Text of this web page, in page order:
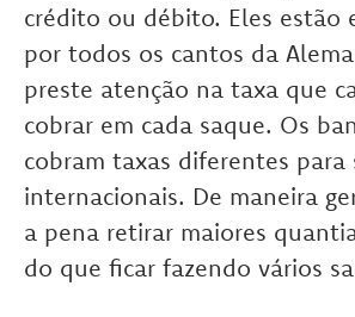
crédito ou débito. Eles estão
por todos os cantos da
preste atenção na taxa que
cobrar em cada saque. Os
cobram taxas diferentes para
internacionais. De maneira
a pena retirar maiores
do que ficar fazendo vários